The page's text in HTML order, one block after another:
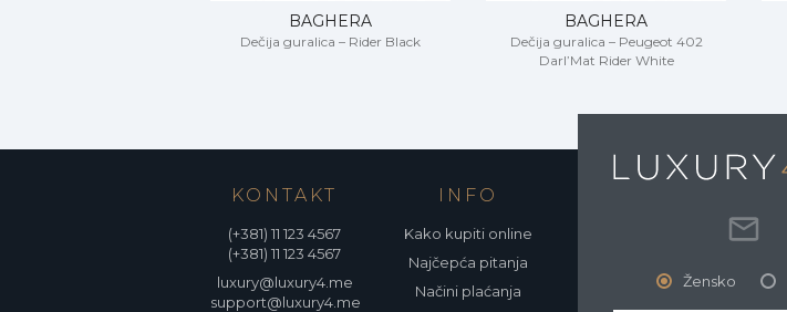
BAGHERA
Dečija guralica – Rider Black
BAGHERA
Dečija guralica – Peugeot 402
Darl’Mat Rider White
KONTAKT
(+381) 11 123 4567
(+381) 11 123 4567
luxury@luxury4.me
support@luxury4.me
INFO
Kako kupiti online
Najčepća pitanja
Načini plaćanja
Žensko